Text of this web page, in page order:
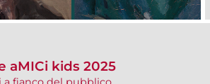
aMICi kids 2025